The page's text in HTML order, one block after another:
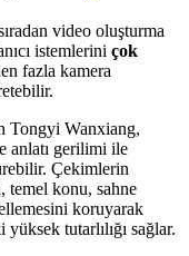
video oluşturma
istemlerini çok
fazla kamera
Tongyi Wanxiang,
anlatı gerilimi ile
Çekimlerin
temel konu, sahne
koruyarak
tutarlılığı sağlar.